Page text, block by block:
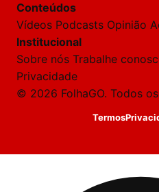
você
Laura
Oi!
👋
Boa
Conteúdos
Vídeos Podcasts Opinião
Institucional
Sobre nós Trabalhe
Privacidade
© 2026 FolhaGO. Todos
Termos